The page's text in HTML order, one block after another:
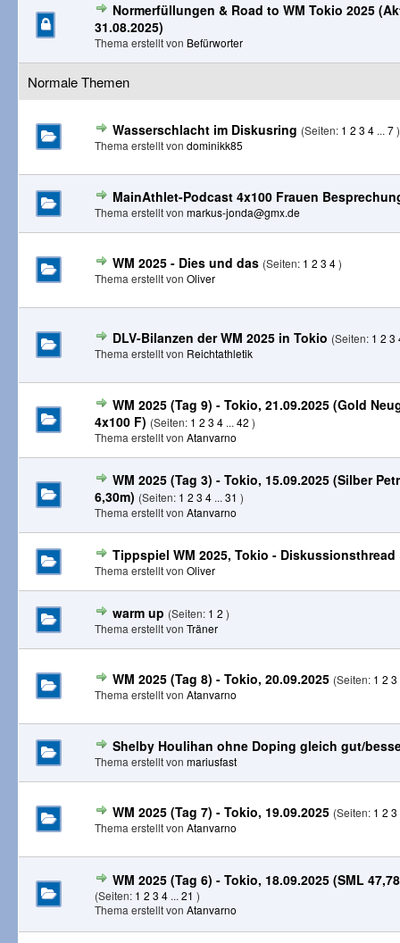
Normerfüllungen & Road to WM Tokio 2025
31.08.2025)
Thema erstellt von Befürworter
Normale Themen
Wasserschlacht im Diskusring (Seiten: 1 2 3 4 ... 7)
Thema erstellt von dominikk85
MainAthlet-Podcast 4x100 Frauen
Thema erstellt von markus-jonda@gmx.de
WM 2025 - Dies und das (Seiten: 1 2 3 4)
Thema erstellt von Oliver
DLV-Bilanzen der WM 2025 in Tokio (Seiten: 1 2 3
Thema erstellt von Reichtathletik
WM 2025 (Tag 9) - Tokio, 21.09.2025 (Gold
4x100 F) (Seiten: 1 2 3 4 ... 42 )
Thema erstellt von Atanvarno
WM 2025 (Tag 3) - Tokio, 15.09.2025 (Silber
6,30m) (Seiten: 1 2 3 4 ... 31 )
Thema erstellt von Atanvarno
Tippspiel WM 2025, Tokio - Diskussionsthread
Thema erstellt von Oliver
warm up (Seiten: 1 2 )
Thema erstellt von Träner
WM 2025 (Tag 8) - Tokio, 20.09.2025 (Seiten: 1 2 3
Thema erstellt von Atanvarno
Shelby Houlihan ohne Doping gleich gut/
Thema erstellt von mariusfast
WM 2025 (Tag 7) - Tokio, 19.09.2025 (Seiten: 1 2 3
Thema erstellt von Atanvarno
WM 2025 (Tag 6) - Tokio, 18.09.2025 (SML
(Seiten: 1 2 3 4 ... 21 )
Thema erstellt von Atanvarno